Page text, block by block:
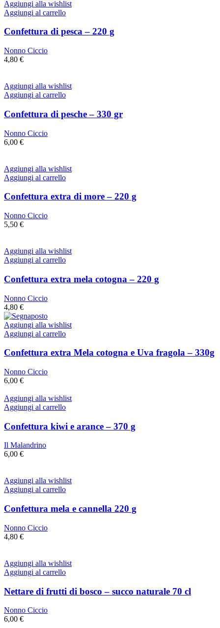
Aggiungi alla wishlist
Aggiungi al carrello
Confettura di pesca – 220 g
Nonno Ciccio
4,80 €
Aggiungi alla wishlist
Aggiungi al carrello
Confettura di pesche – 330 gr
Nonno Ciccio
6,00 €
Aggiungi alla wishlist
Aggiungi al carrello
Confettura extra di more – 220 g
Nonno Ciccio
5,50 €
Aggiungi alla wishlist
Aggiungi al carrello
Confettura extra mela cotogna – 220 g
Nonno Ciccio
4,80 €
Aggiungi alla wishlist
Aggiungi al carrello
Confettura extra Mela cotogna e Uva fragola – 330g
Nonno Ciccio
6,00 €
Aggiungi alla wishlist
Aggiungi al carrello
Confettura kiwi e arance – 370 g
Il Malandrino
6,00 €
Aggiungi alla wishlist
Aggiungi al carrello
Confettura mela e cannella 220 g
Nonno Ciccio
4,80 €
Aggiungi alla wishlist
Aggiungi al carrello
Nettare di frutti di bosco – succo naturale 70 cl
Nonno Ciccio
6,00 €